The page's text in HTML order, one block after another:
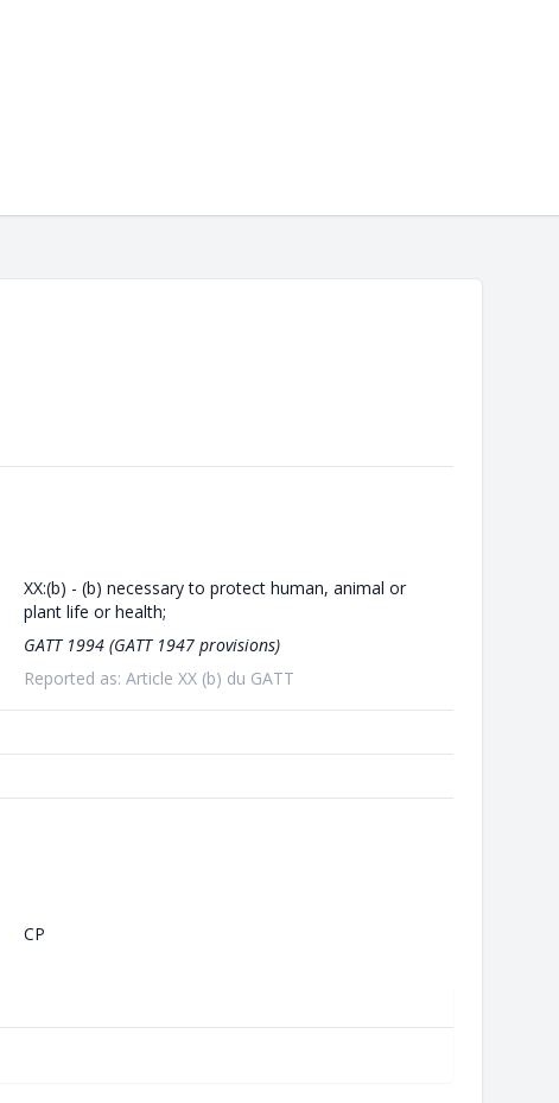
XX:(b) - (b) necessary to protect human, animal or
plant life or health;
GATT 1994 (GATT 1947 provisions)
Reported as: Article XX (b) du GATT
CP